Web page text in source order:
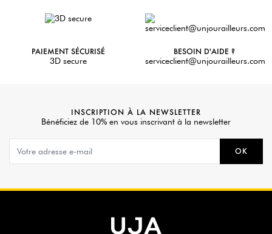
PAIEMENT SÉCURISÉ
3D secure
BESOIN D'AIDE ?
serviceclient@unjourailleurs.com
INSCRIPTION À LA NEWSLETTER
Bénéficiez de 10% en vous inscrivant à la newsletter
OK